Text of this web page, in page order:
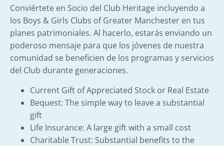
Conviértete en Socio del Club Heritage incluyendo a
los Boys & Girls Clubs of Greater Manchester en tus
planes patrimoniales. Al hacerlo, estarás enviando un
poderoso mensaje para que los jóvenes de nuestra
comunidad se beneficien de los programas y servicios
del Club durante generaciones.
Current Gift of Appreciated Stock or Real Estate
Bequest: The simple way to leave a substantial
gift
Life Insurance: A large gift with a small cost
Charitable Trust: Substantial benefits to the